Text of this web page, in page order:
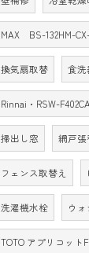
MAX BS-132HM-
換気扇取替 食洗
Rinnai・RSW-
掃出し窓 網戸張
フェンス取替え
洗濯機水栓 ウ
TOTO アプリコット